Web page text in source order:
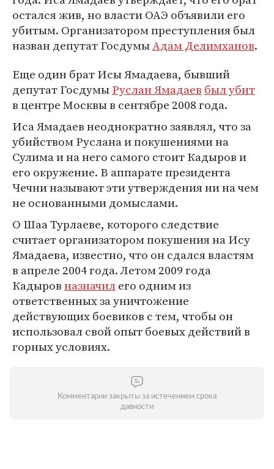
остался жив, но власти ОАЭ объявили его
убитым. Организатором преступления был
назван депутат ГосдумыАдам Делимханов.
Еще один брат Исы Ямадаева, бывший
депутат ГосдумыРуслан Ямадаев был убит
в центре Москвы в сентябре 2008 года.
Иса Ямадаев неоднократно заявлял, что за
убийством Руслана и покушениями на
Сулима и на него самого стоит Кадыров и
его окружение. В аппарате президента
Чечни называют эти утверждения ни на чем
не основанными домыслами.
О Шаа Турлаеве, которого следствие
считает организатором покушения на Ису
Ямадаева, известно, что он сдался властям
в апреле 2004 года. Летом 2009 года
Кадыровназначилего одним из
ответственных за уничтожение
действующих боевиков с тем, чтобы он
использовал свой опыт боевых действий в
горных условиях.
Комментарии закрыты за истечением срока
давности